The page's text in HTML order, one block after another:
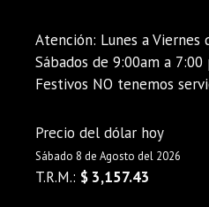
Atención: Lunes a Viernes
Sábados de 9:00am a
Festivos NO tenemos
Precio del dólar hoy
Sábado 8 de Agosto del 2026
T.R.M.: $ 3,157.43